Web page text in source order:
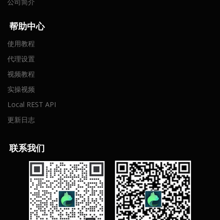
帮助中心
使用教程
代理设置
视频教程
实操视频
Local REST API
更新日志
联系我们